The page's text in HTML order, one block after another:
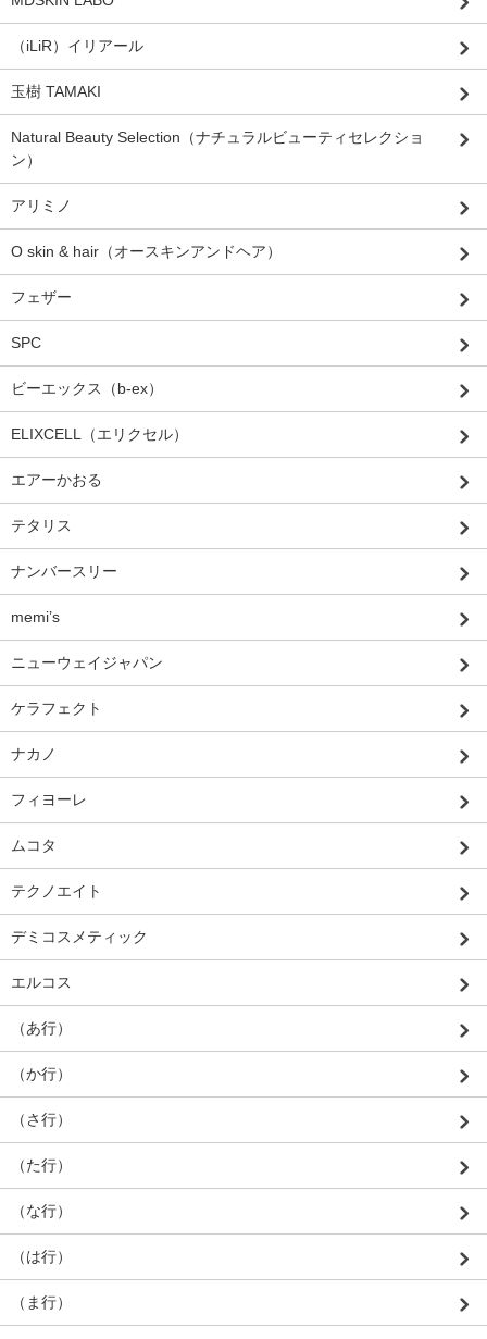
（iLiR）イリアール
玉樹 TAMAKI
Natural Beauty Selection（ナチュラルビューティセレクショ
ン）
アリミノ
O skin & hair（オースキンアンドヘア）
フェザー
SPC
ビーエックス（b-ex）
ELIXCELL（エリクセル）
エアーかおる
テタリス
ナンバースリー
memi’s
ニューウェイジャパン
ケラフェクト
ナカノ
フィヨーレ
ムコタ
テクノエイト
デミコスメティック
エルコス
（あ行）
（か行）
（さ行）
（た行）
（な行）
（は行）
（ま行）